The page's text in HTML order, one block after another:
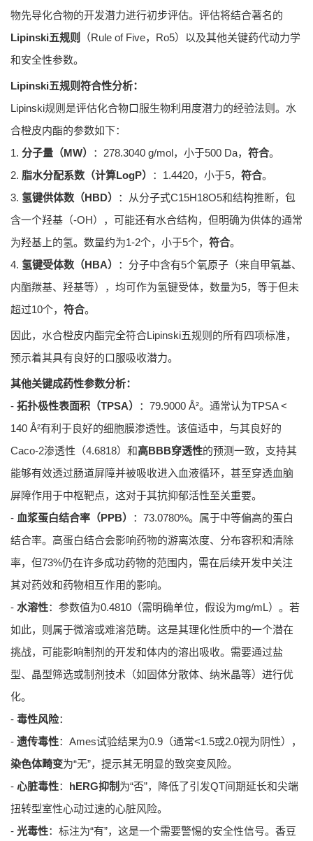
物先导化合物的开发潜力进行初步评估。评估将结合著名的
Lipinski五规则
（Rule of Five，Ro5）以及其他关键药代动力学
和安全性参数。
Lipinski五规则符合性分析：
Lipinski规则是评估化合物口服生物利用度潜力的经验法则。水
合橙皮内酯的参数如下：
1. 分子量（MW） ：278.3040 g/mol，小于500 Da， 符合。
2. 脂水分配系数（计算LogP） ：1.4420，小于5， 符合。
3. 氢键供体数（HBD）
：从分子式C15H18O5和结构推断，包
含一个羟基（-OH），可能还有水合结构，但明确为供体的通常
为羟基上的氢。数量约为1-2个，小于5个， 符合。
4. 氢键受体数（HBA）
：分子中含有5个氧原子（来自甲氧基、
内酯羰基、羟基等），均可作为氢键受体，数量为5，等于但未
超过10个， 符合。
因此，水合橙皮内酯完全符合Lipinski五规则的所有四项标准，
预示着其具有良好的口服吸收潜力。
其他关键成药性参数分析：
- 拓扑极性表面积（TPSA）
：79.9000 Å²。通常认为TPSA <
140 Å²有利于良好的细胞膜渗透性。该值适中，与其良好的
Caco-2渗透性（4.6818）和高BBB穿透性的预测一致，支持其
能够有效透过肠道屏障并被吸收进入血液循环，甚至穿透血脑
屏障作用于中枢靶点，这对于其抗抑郁活性至关重要。
- 血浆蛋白结合率（PPB）
：73.0780%。属于中等偏高的蛋白
结合率。高蛋白结合会影响药物的游离浓度、分布容积和清除
率，但73%仍在许多成功药物的范围内，需在后续开发中关注
其对药效和药物相互作用的影响。
- 水溶性：参数值为0.4810（需明确单位，假设为mg/mL）。若
如此，则属于微溶或难溶范畴。这是其理化性质中的一个潜在
挑战，可能影响制剂的开发和体内的溶出吸收。需要通过盐
型、晶型筛选或制剂技术（如固体分散体、纳米晶等）进行优
化。
- 毒性风险：
- 遗传毒性：Ames试验结果为0.9（通常<1.5或2.0视为阴性），
染色体畸变为“无”，提示其无明显的致突变风险。
- 心脏毒性： hERG抑制 为“否”，降低了引发QT间期延长和尖端
扭转型室性心动过速的心脏风险。
- 光毒性：标注为“有”，这是一个需要警惕的安全性信号。香豆